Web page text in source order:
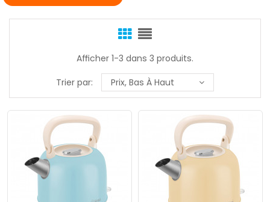
Afficher 1-3 dans 3 produits.
Trier par:
Prix, Bas À Haut